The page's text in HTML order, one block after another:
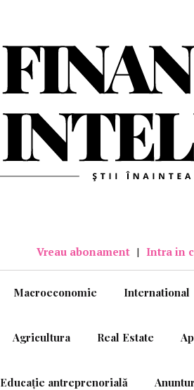
Vreau abonament | Intra in
Macroeconomie International
Agricultura Real Estate
Educație antreprenorială